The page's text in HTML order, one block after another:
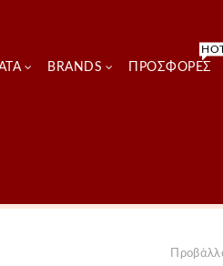
BRANDS ΠΡΟΣΦΟΡΈΣ